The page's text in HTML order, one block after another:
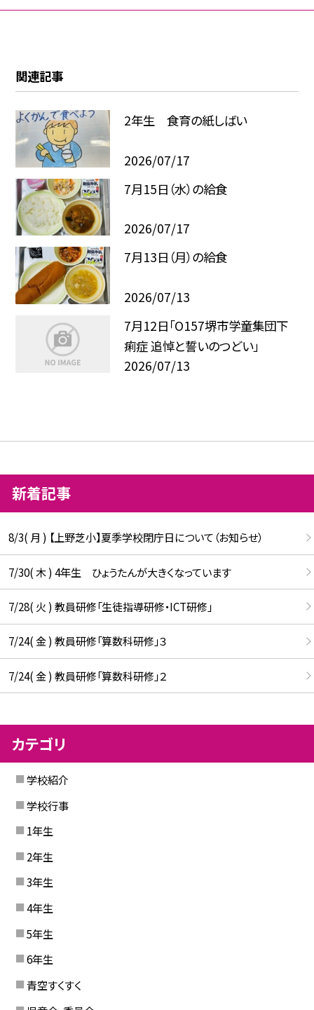
関連記事
2年生 食育の紙しばい
2026/07/17
7月15日（水）の給食
2026/07/17
7月13日（月）の給食
2026/07/13
7月12日「O157堺市学童集団下
痢症 追悼と誓いのつどい」
2026/07/13
新着記事
8/3( 月 ) 【上野芝小】夏季学校閉庁日について（お知らせ）
7/30( 木 ) 4年生 ひょうたんが大きくなっています
7/28( 火 ) 教員研修「生徒指導研修・ICT研修」
7/24( 金 ) 教員研修「算数科研修」３
7/24( 金 ) 教員研修「算数科研修」２
カテゴリ
学校紹介
学校行事
1年生
2年生
3年生
4年生
5年生
6年生
青空すくすく